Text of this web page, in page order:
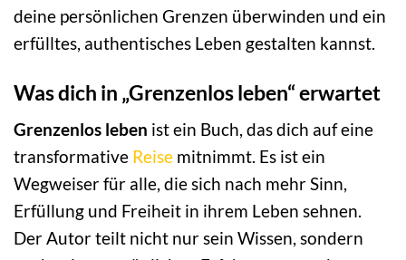
deine persönlichen Grenzen überwinden und ein
erfülltes, authentisches Leben gestalten kannst.
Was dich in „Grenzenlos leben“ erwartet
Grenzenlos leben ist ein Buch, das dich auf eine
transformative Reise mitnimmt. Es ist ein
Wegweiser für alle, die sich nach mehr Sinn,
Erfüllung und Freiheit in ihrem Leben sehnen.
Der Autor teilt nicht nur sein Wissen, sondern